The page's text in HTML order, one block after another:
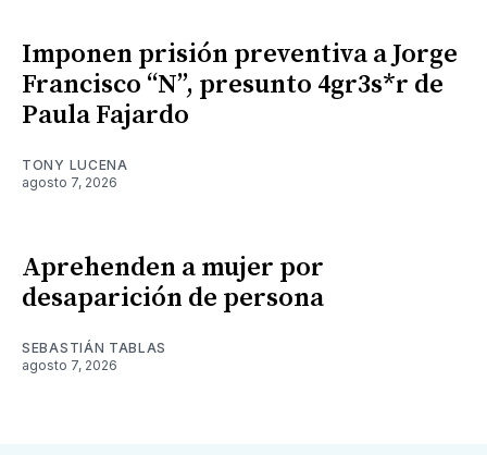
Imponen prisión preventiva a Jorge
Francisco “N”, presunto 4gr3s*r de
Paula Fajardo
TONY LUCENA
agosto 7, 2026
Aprehenden a mujer por
desaparición de persona
SEBASTIÁN TABLAS
agosto 7, 2026